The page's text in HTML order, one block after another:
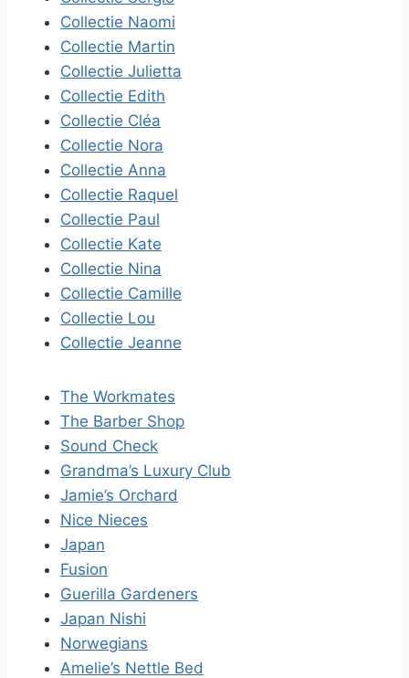
Collectie Naomi
Collectie Martin
Collectie Julietta
Collectie Edith
Collectie Cléa
Collectie Nora
Collectie Anna
Collectie Raquel
Collectie Paul
Collectie Kate
Collectie Nina
Collectie Camille
Collectie Lou
Collectie Jeanne
The Workmates
The Barber Shop
Sound Check
Grandma’s Luxury Club
Jamie’s Orchard
Nice Nieces
Japan
Fusion
Guerilla Gardeners
Japan Nishi
Norwegians
Amelie’s Nettle Bed